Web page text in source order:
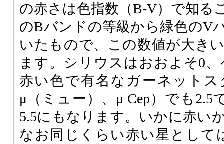
の赤さは色指数（B-V）で知る
のBバンドの等級から緑色のV
いたもので、この数値が大き
ます。シリウスはおおよそ0
赤い色で有名なガーネット
μ（ミュー）、μ Cep）でも2.5
5.5にもなります。いかに赤い
なお同じくらい赤い星として